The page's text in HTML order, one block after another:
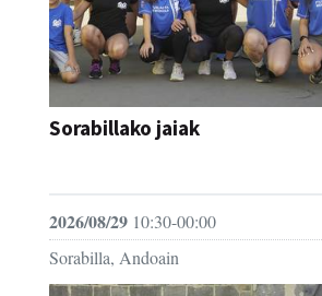
Sorabillako jaiak
2026/08/29 10:30-00:00
Sorabilla, Andoain